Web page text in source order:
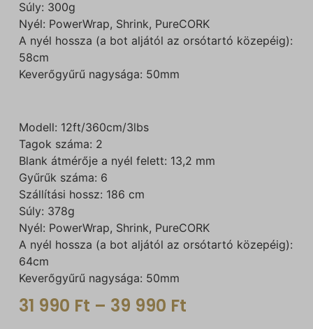
Súly: 300g
Nyél: PowerWrap, Shrink, PureCORK
A nyél hossza (a bot aljától az orsótartó közepéig):
58cm
Keverőgyűrű nagysága: 50mm
Modell: 12ft/360cm/3lbs
Tagok száma: 2
Blank átmérője a nyél felett: 13,2 mm
Gyűrűk száma: 6
Szállítási hossz: 186 cm
Súly: 378g
Nyél: PowerWrap, Shrink, PureCORK
A nyél hossza (a bot aljától az orsótartó közepéig):
64cm
Keverőgyűrű nagysága: 50mm
31 990 Ft – 39 990 Ft